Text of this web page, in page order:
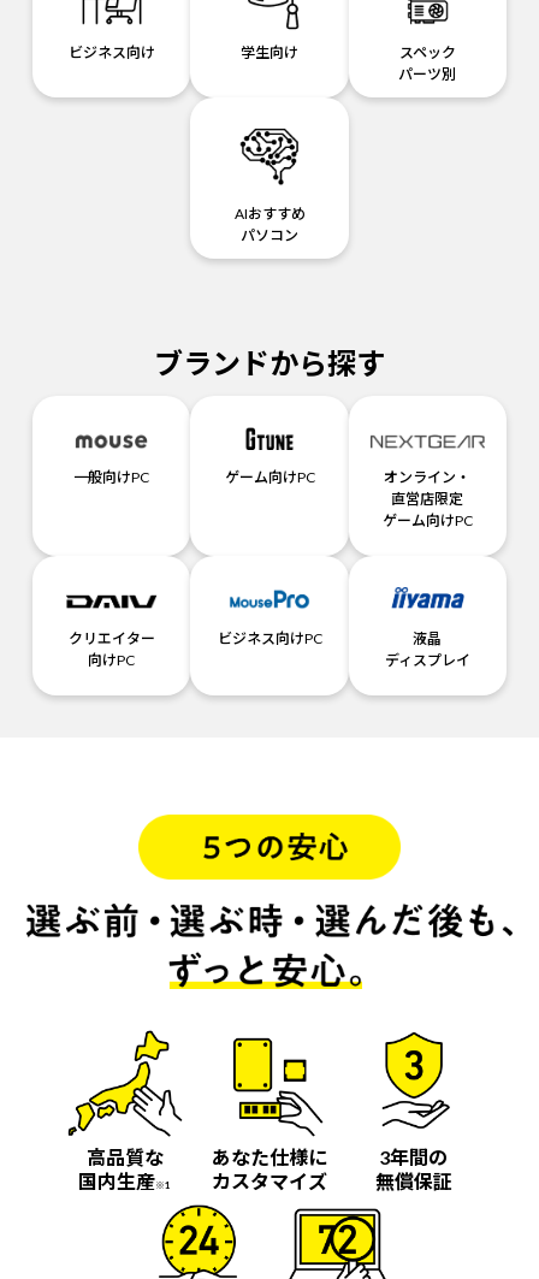
ビジネス向け 学生向け
スペック
パーツ別
AIおすすめ
パソコン
ブランドから探す
一般向けPC ゲーム向けPC
オンライン・
直営店限定
ゲーム向けPC
クリエイター
向けPC
ビジネス向けPC
液晶
ディスプレイ
高品質な
国内生産※1
あなた仕様に
カスタマイズ
3年間の
無償保証